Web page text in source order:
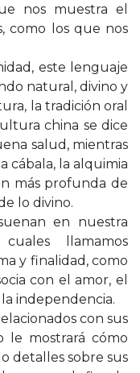
nos muestra el
como los que nos
este lenguaje
natural, divino y
la tradición oral
china se dice
salud, mientras
cábala, la alquimia
más profunda de
lo divino.
en nuestra
llamamos
y finalidad, como
con el amor, el
independencia.
con sus
le mostrará cómo
detalles sobre sus